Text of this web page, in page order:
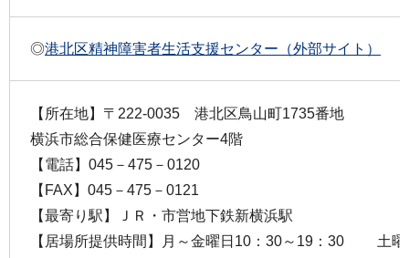
◎港北区精神障害者生活支援センター（外部サイト）
【所在地】〒222-0035 港北区鳥山町1735番地
横浜市総合保健医療センター4階
【電話】045－475－0120
【FAX】045－475－0121
【最寄り駅】ＪＲ・市営地下鉄新横浜駅
【居場所提供時間】月～金曜日10：30～19：30 土